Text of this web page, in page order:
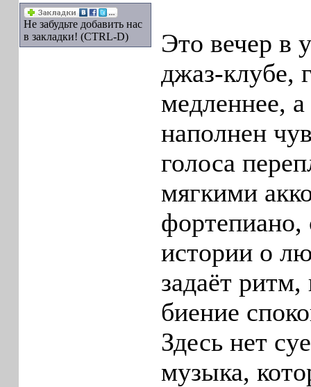
Не забудьте добавить нас
в закладки! (CTRL-D)
Это вечер в
джаз‑клубе,
медленнее,
наполнен
голоса
мягкими
фортепиано,
истории о
задаёт
биение
Здесь нет
музыка,